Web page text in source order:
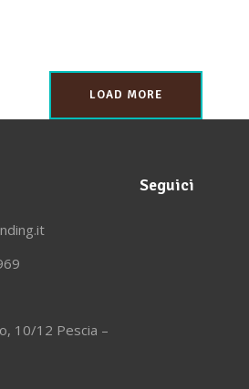
LOAD MORE
10/12 Pescia –
Seguici